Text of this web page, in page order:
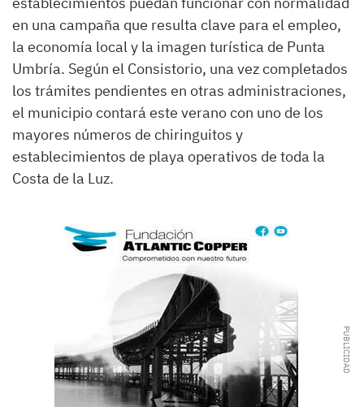
en una campaña que resulta clave para el empleo,
la economía local y la imagen turística de Punta
Umbría. Según el Consistorio, una vez completados
los trámites pendientes en otras administraciones,
el municipio contará este verano con uno de los
mayores números de chiringuitos y
establecimientos de playa operativos de toda la
Costa de la Luz.